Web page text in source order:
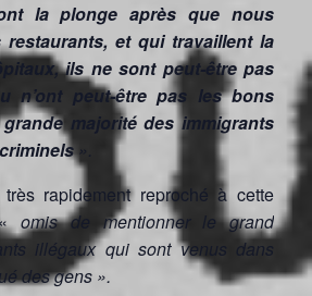
la plonge après que nous
et qui travaillent la
ils ne sont peut-être pas
n’ont peut-être pas les bons
grande majorité des immigrants
».
rapidement reproché à cette
«omis de mentionner le grand
illégaux qui sont venus dans
des gens ».